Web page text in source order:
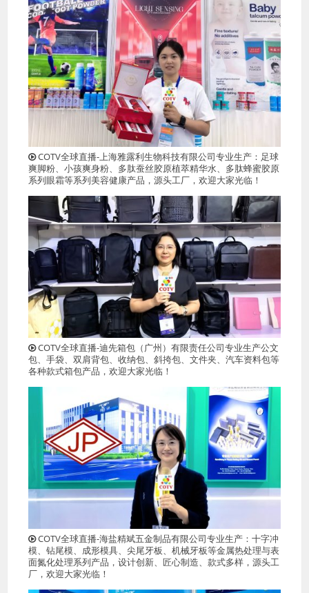
COTV全球直播-上海雅露利生物科技有限公司专业生产：足球
爽脚粉、小孩爽身粉、多肽蚕丝胶原植萃精华水、多肽蜂蜜胶原
系列眼霜等系列美容健康产品，源头工厂，欢迎大家光临！
COTV全球直播-迪先箱包（广州）有限责任公司专业生产公文
包、手袋、双肩背包、收纳包、斜挎包、文件夹、汽车资料包等
各种款式箱包产品，欢迎大家光临！
COTV全球直播-海盐精斌五金制品有限公司专业生产：十字冲
模、钻尾模、成形模具、尖尾牙板、机械牙板等金属热处理与表
面氮化处理系列产品，设计创新、匠心制造、款式多样，源头工
厂，欢迎大家光临！